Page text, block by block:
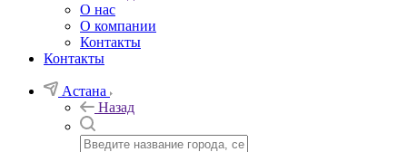
О нас
О компании
Контакты
Контакты
Астана
Назад